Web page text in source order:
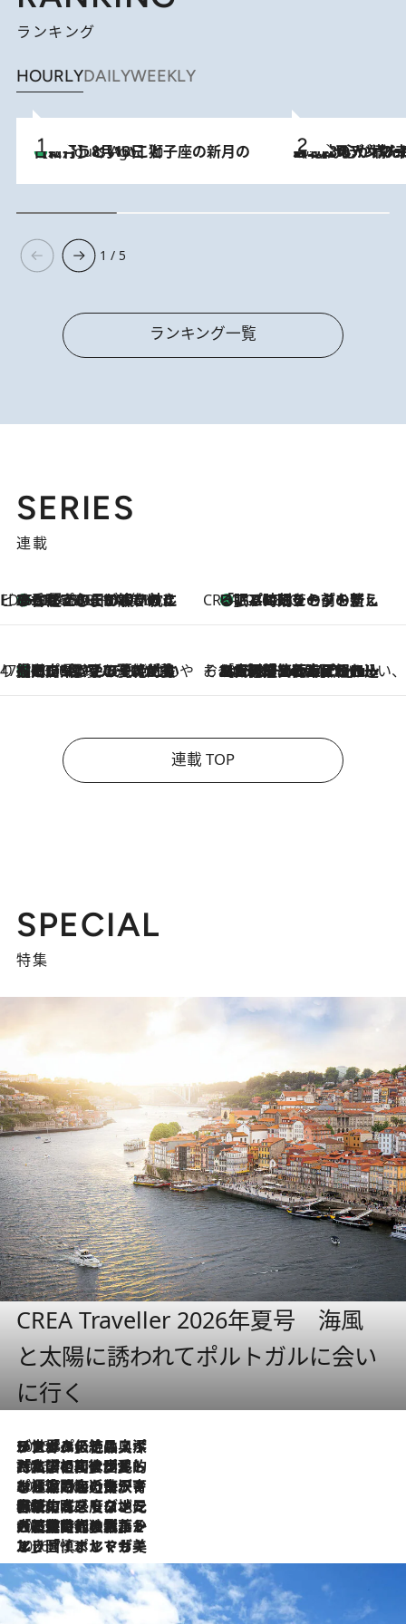
ランキング
HOURLYDAILYWEEKLY
5 Hours Ago
【新月】8月13日 獅子座の新月の日に行うといいこと 2026.8.8
《北欧の人々の幸福度が高いのは…》元デンマーク親善大使が出会った“心が満たされる暮らし”「いいかげんにヒュッゲしなさい！」
1 / 5
ランキング一覧
SERIES
連載
ビューティいいもの集め EDITORS' BEST
2026.8.10
35℃超えの日の夜、枕にひと吹き！ BAUMのルームスプレーが、ひのきの香りで心まで解きほぐす CREA'S CHOICE
2026.8.10
「眠る時刻をセットする」——眠りの前を整える、バルミューダの新しいアプローチ
47都道府県の手みやげ ひんやりスイーツで夏を満喫
2026.8.10
【岡山県】この夏絶対食べたい 冷やしておいしいおやつ3選 フルーツが主役のプリンやアイスが勢揃い そおだよおこの関西おいしい、おやつ紀行
2026.8.9
［大阪府箕面市］一皿一皿目の前で仕上げられる、料理を巧みに組み込んだアシェットデセールコース「ミチル アシェット デセール（Michiru assiette dessert）」
連載 TOP
SPECIAL
特集
CREA Traveller 2026年夏号 海風
と太陽に誘われてポルトガルに会い
に行く
2026.8.8
リスボンの絶品スイーツ「パステル・デ・ナタ」とは？ポルトガル伝統の奥深い世界へ
2026.7.27
「私の祖国はポルトガル語です」国民的詩人フェルナンド・ペソアと、彼が愛した文学の街を歩く
2026.7.26
ポルトガル近海が育む極上の海の幸。キリリと冷えた白ワインと愉しむ、シーフード専門店の贅沢
2026.7.22
伝統の味をモダンに昇華。高感度な地元客が集う、リスボンの最旬ガストロノミー
2026.7.21
大航海時代の栄華から、震災、独裁、そして革命へ。ポルトガル・首都リスボンの石畳に刻まれた「歴史の光と影」
2026.7.13
エッセイ・ヤマザキマリ「慎ましくも美しき国 ポルトガル」